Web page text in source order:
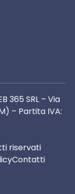
365 SRL – Via
– Partita IVA:
riservati
Contatti